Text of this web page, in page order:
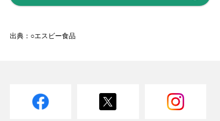
出典：○エスビー食品